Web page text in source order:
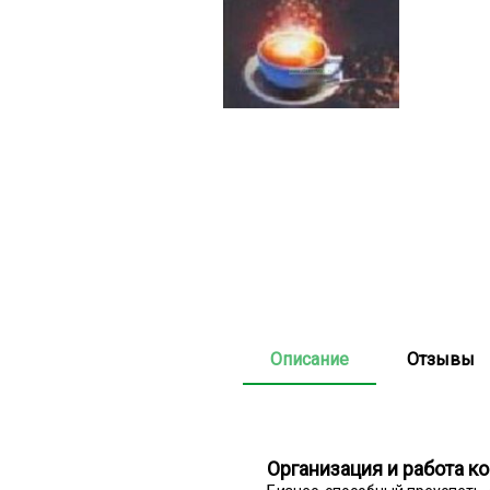
Описание Отзывы
Организация и работа